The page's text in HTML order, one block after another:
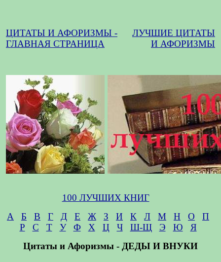
ЦИТАТЫ И АФОРИЗМЫ -
ГЛАВНАЯ СТРАНИЦА
ЛУЧШИЕ ЦИТАТЫ
И АФОРИЗМЫ
100 ЛУЧШИХ КНИГ
А
Б В Г Д Е Ж З И К Л М Н О
П
Р
С Т У Ф Х Ц Ч Ш-Щ Э Ю
Я
Цитаты и Афоризмы - ДЕДЫ И ВНУКИ